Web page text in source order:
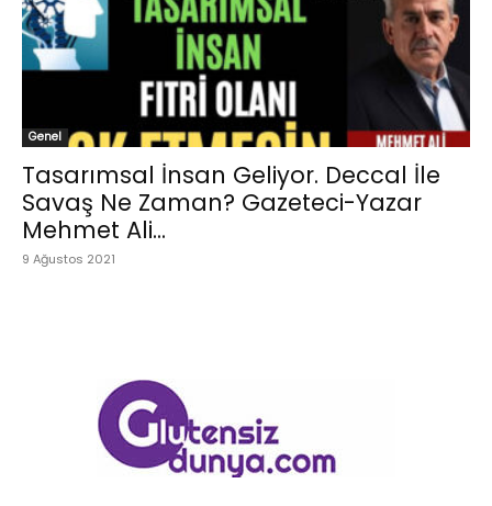
Genel
Tasarımsal İnsan Geliyor. Deccal İle
Savaş Ne Zaman? Gazeteci-Yazar
Mehmet Ali...
9 Ağustos 2021